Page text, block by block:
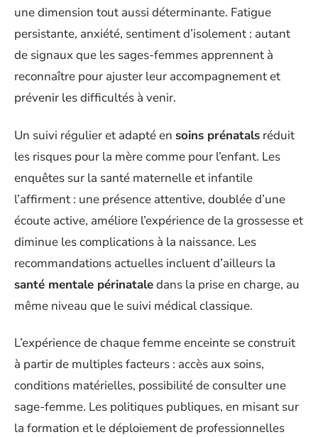
une dimension tout aussi déterminante. Fatigue
persistante, anxiété, sentiment d’isolement : autant
de signaux que les sages-femmes apprennent à
reconnaître pour ajuster leur accompagnement et
prévenir les difficultés à venir.
Un suivi régulier et adapté en soins prénatals réduit
les risques pour la mère comme pour l’enfant. Les
enquêtes sur la santé maternelle et infantile
l’affirment : une présence attentive, doublée d’une
écoute active, améliore l’expérience de la grossesse et
diminue les complications à la naissance. Les
recommandations actuelles incluent d’ailleurs la
santé mentale périnataledans la prise en charge, au
même niveau que le suivi médical classique.
L’expérience de chaque femme enceinte se construit
à partir de multiples facteurs : accès aux soins,
conditions matérielles, possibilité de consulter une
sage-femme. Les politiques publiques, en misant sur
la formation et le déploiement de professionnelles